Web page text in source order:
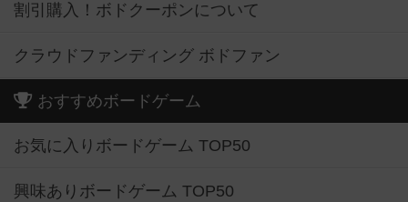
割引購入！ボドクーポンについて
クラウドファンディング ボドファン
おすすめボードゲーム
お気に入りボードゲーム TOP50
興味ありボードゲーム TOP50